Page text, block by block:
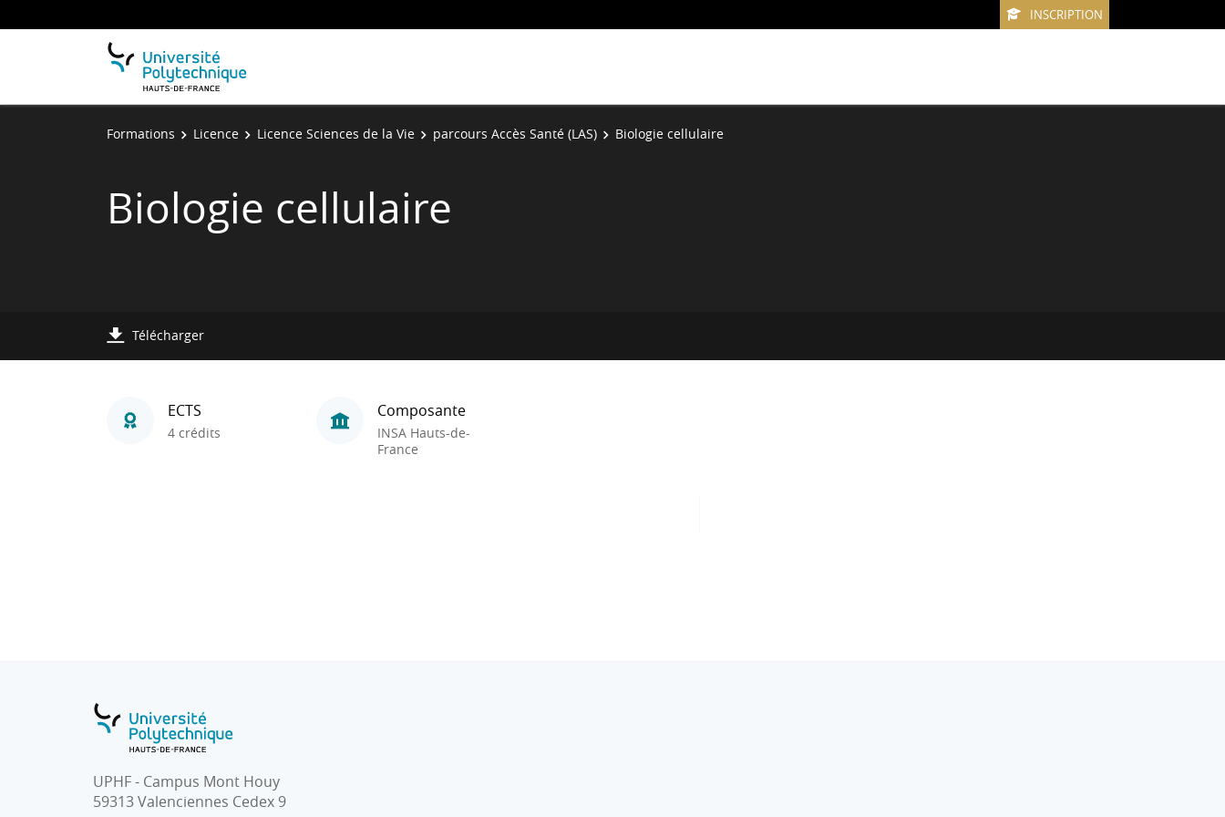
INSCRIPTION
Formations Licence Licence Sciences de la Vie parcours Accès Santé (LAS) Biologie cellulaire
Biologie cellulaire
Télécharger
ECTS
4 crédits
Composante
INSA Hauts-de-
France
UPHF - Campus Mont Houy
59313 Valenciennes Cedex 9